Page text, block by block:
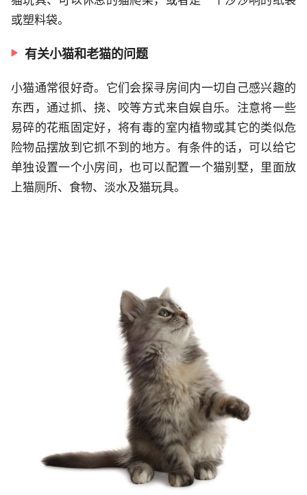
或塑料袋。
有关小猫和老猫的问题
小猫通常很好奇。它们会探寻房间内一切自己感兴趣的
东西，通过抓、挠、咬等方式来自娱自乐。注意将一些
易碎的花瓶固定好，将有毒的室内植物或其它的类似危
险物品摆放到它抓不到的地方。有条件的话，可以给它
单独设置一个小房间，也可以配置一个猫别墅，里面放
上猫厕所、食物、淡水及猫玩具。